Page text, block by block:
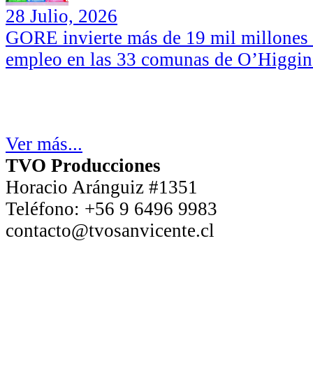
28 Julio, 2026
GORE invierte más de 19 mil millones
empleo en las 33 comunas de
Ver más...
TVO Producciones
Horacio Aránguiz #1351
Teléfono: +56 9 6496 9983
contacto@tvosanvicente.cl